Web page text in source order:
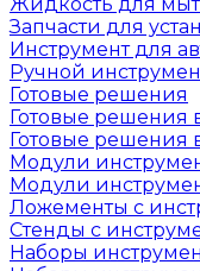
Запчасти для
Инструмент для
Ручной
Готовые решения
Готовые решения
Готовые решения
Модули
Модули
Ложементы с
Стенды с
Наборы